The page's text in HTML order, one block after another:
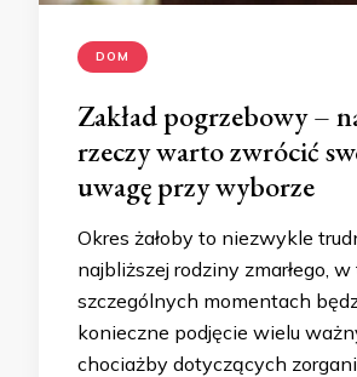
DOM
Zakład pogrzebowy –
rzeczy warto zwrócić
uwagę przy wyborze
Okres żałoby to niezwykle
najbliższej rodziny zmarłego,
szczególnych momentach
konieczne podjęcie wielu
chociażby dotyczących